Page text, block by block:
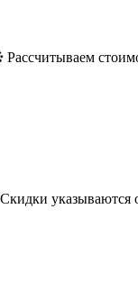
Рассчитываем
от